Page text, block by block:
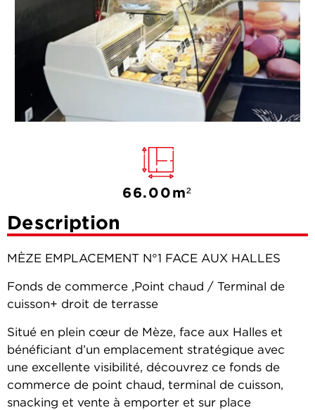
66.00m²
Description
MÈZE EMPLACEMENT N°1 FACE AUX HALLES
Fonds de commerce ,Point chaud / Terminal de
cuisson+ droit de terrasse
Situé en plein cœur de Mèze, face aux Halles et
bénéficiant d’un emplacement stratégique avec
une excellente visibilité, découvrez ce fonds de
commerce de point chaud, terminal de cuisson,
snacking et vente à emporter et sur place